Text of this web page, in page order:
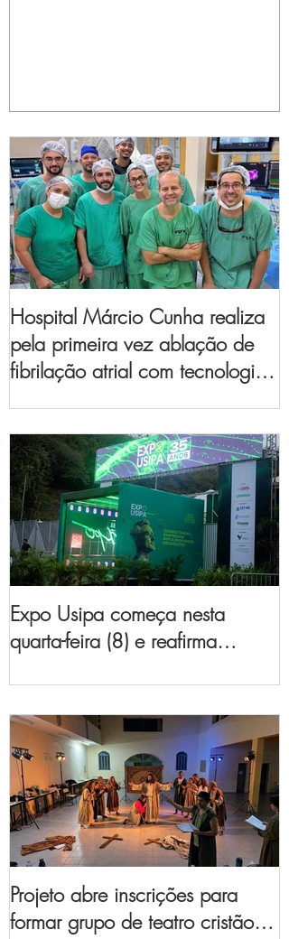
Hospital Márcio Cunha realiza
pela primeira vez ablação de
fibrilação atrial com tecnologia
Expo Usipa começa nesta
quarta-feira (8) e reafirma
prestação de serviços de Minas
Gerais
Projeto abre inscrições para
formar grupo de teatro cristão